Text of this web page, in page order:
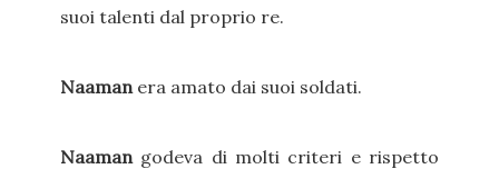
suoi talenti dal proprio re.
Naaman era amato dai suoi soldati.
Naaman godeva di molti criteri e rispetto